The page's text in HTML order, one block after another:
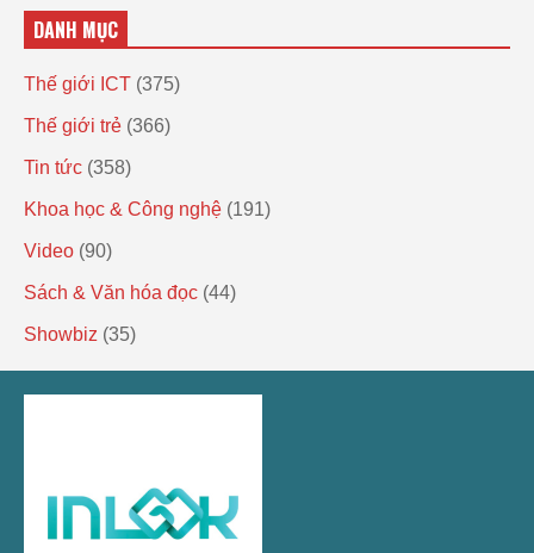
DANH MỤC
Thế giới ICT (375)
Thế giới trẻ (366)
Tin tức (358)
Khoa học & Công nghệ (191)
Video (90)
Sách & Văn hóa đọc (44)
Showbiz (35)